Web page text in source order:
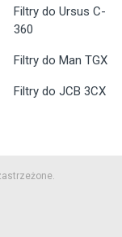
Filtry do Ursus C-
360
Filtry do Man TGX
Filtry do JCB 3CX